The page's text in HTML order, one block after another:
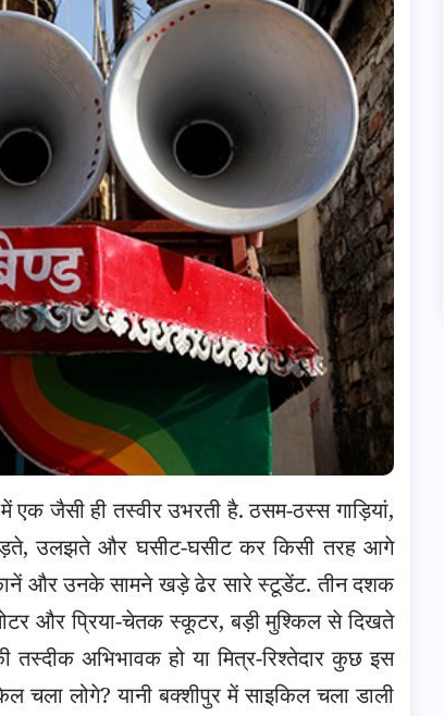
जैसी ही तस्वीर उभरती है. ठसम-ठस्स गाड़ियां,
उलझते और घसीट-घसीट कर किसी तरह आगे
और उनके सामने खड़े ढेर सारे स्टूडेंट. तीन दशक
और प्रिया-चेतक स्कूटर, बड़ी मुश्किल से दिखते
अभिभावक हो या मित्र-रिश्तेदार कुछ इस
लोगे? यानी बक्शीपुर में साइकिल चला डाली